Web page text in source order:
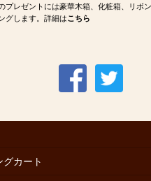
プレゼントには豪華木箱、化粧箱、リボ
グします。詳細はこちら
グカート